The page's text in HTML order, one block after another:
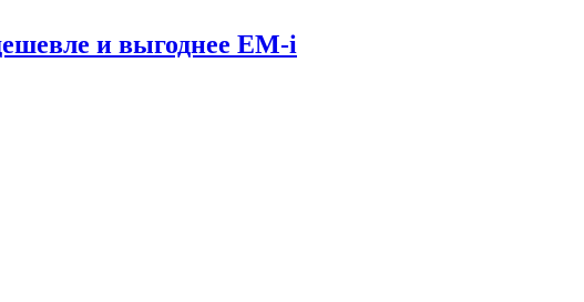
и выгоднее EM-i